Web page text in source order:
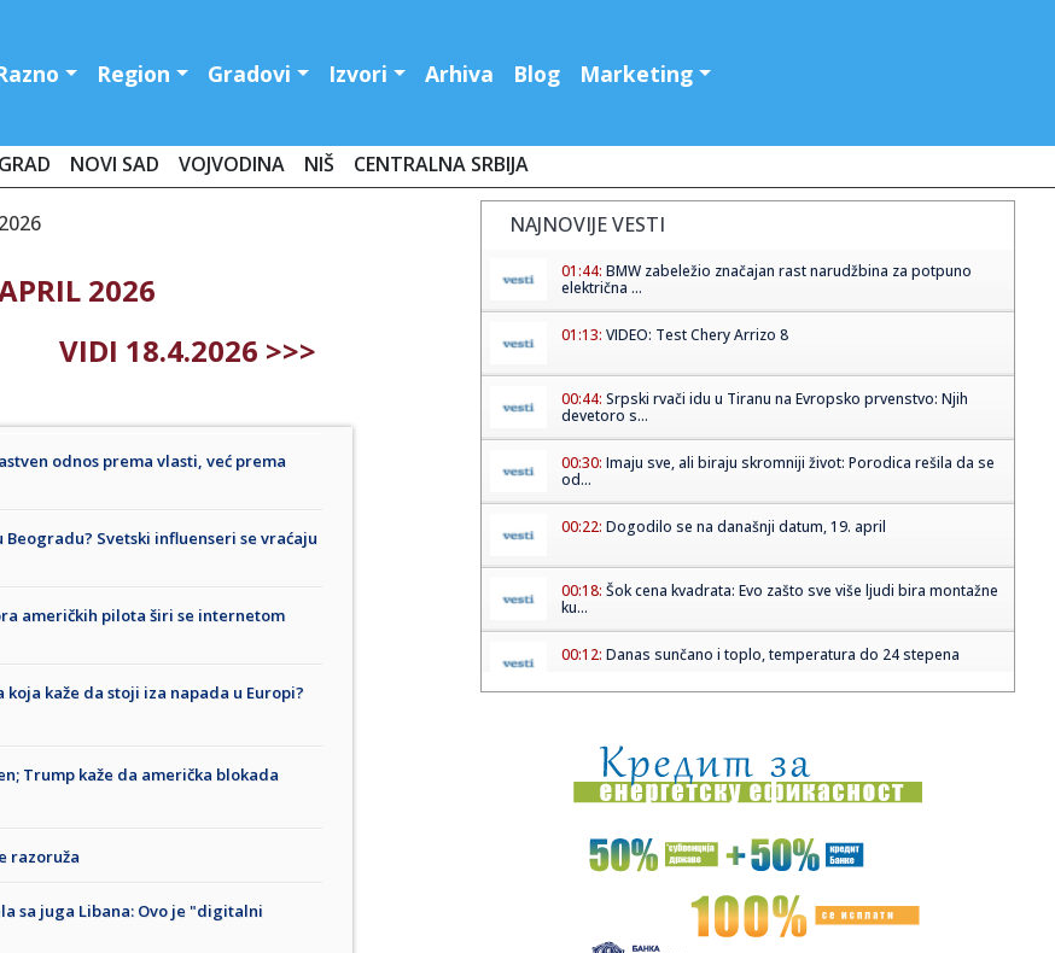
Region Gradovi Izvori Arhiva Blog Marketing
NOVI SAD VOJVODINA NIŠ CENTRALNA SRBIJA
2026
VIDI 18.4.2026 >>>
odnos prema vlasti, već prema
Beogradu? Svetski influenseri se vraćaju
američkih pilota širi se internetom
kaže da stoji iza napada u Europi?
Trump kaže da američka blokada
razoruža
sa juga Libana: Ovo je "digitalni
NAJNOVIJE VESTI
01:44: BMW zabeležio značajan rast narudžbina za potpuno
električna ...
01:13: VIDEO: Test Chery Arrizo 8
00:44: Srpski rvači idu u Tiranu na Evropsko prvenstvo: Njih
devetoro s...
00:30: Imaju sve, ali biraju skromniji život: Porodica rešila da se
od...
00:22: Dogodilo se na današnji datum, 19. april
00:18: Šok cena kvadrata: Evo zašto sve više ljudi bira montažne
ku...
00:12: Danas sunčano i toplo, temperatura do 24 stepena
00:05:Xpeng GX
23:57:Vođa Hezbolaha zahvalio Iranu na podršci protiv izraelske
agres...
SRBIJO NE BOJ SE, NAPADAČA ĆEŠ IMATI U NAREDNIH